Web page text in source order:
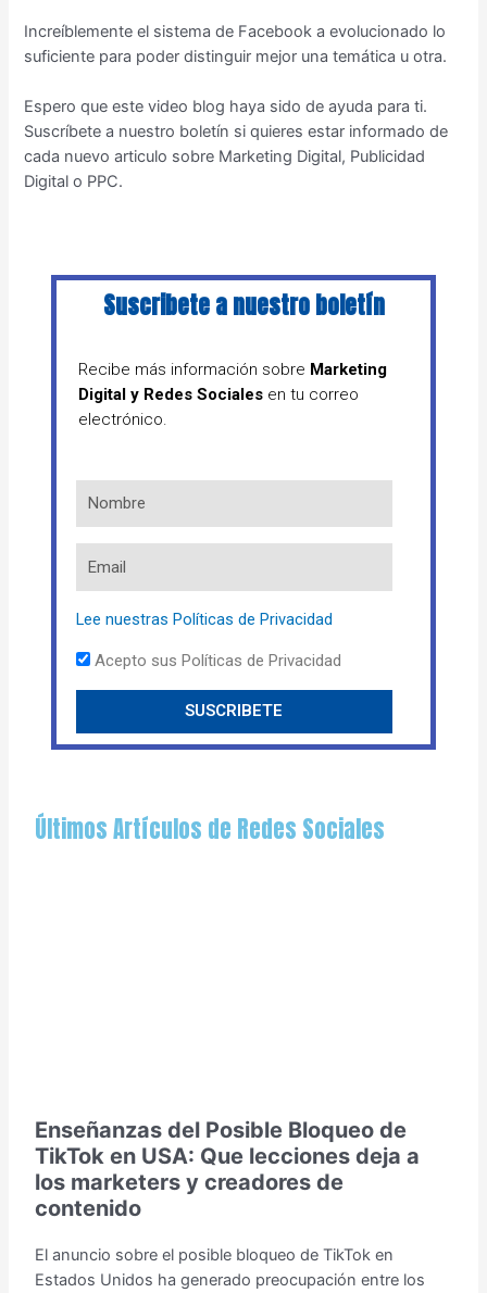
Increíblemente el sistema de Facebook a evolucionado lo
suficiente para poder distinguir mejor una temática u otra.
Espero que este video blog haya sido de ayuda para ti.
Suscríbete a nuestro boletín si quieres estar informado de
cada nuevo articulo sobre Marketing Digital, Publicidad
Digital o PPC.
Suscribete a nuestro boletín
Recibe más información sobre Marketing
Digital y Redes Sociales en tu correo
electrónico.
m
r
e
m
i
l
Lee nuestras Políticas de Privacidad
a
p
Acepto sus Políticas de Privacidad
SUSCRIBETE
Últimos Artículos de Redes Sociales
Enseñanzas del Posible Bloqueo de
TikTok en USA: Que lecciones deja a
los marketers y creadores de
contenido
El anuncio sobre el posible bloqueo de TikTok en
Estados Unidos ha generado preocupación entre los